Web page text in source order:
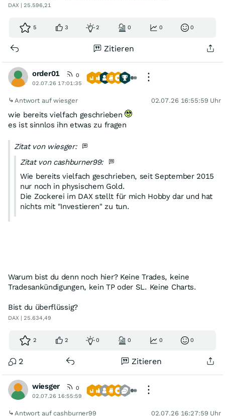
Warum bist du denn noch hier? Keine Trades, keine
Bist du überflüssig?
DAX | 25.596,21
5 3 2 0 0 0
Zitieren
order01
0
02.07.26 17:01:35
Antwort auf wiesger 02.07.26 16:55:59 Uhr
wie bereits vielfach geschrieben
es ist sinnlos ihn etwas zu fragen
Zitat von wiesger:
Zitat von cashburner99:
Wie bereits vielfach geschrieben, seit September 2015
nur noch in physischem Gold.
Die Zockerei im DAX stellt für mich Hobby dar und hat
nichts mit "Investieren" zu tun.
Warum bist du denn noch hier? Keine Trades, keine
Tradesankündigungen, kein TP oder SL. Keine Charts.
Bist du überflüssig?
DAX | 25.634,49
2 2 0 0 0 0
2 Zitieren
wiesger
0
02.07.26 16:55:59
Antwort auf cashburner99 02.07.26 16:27:59 Uhr